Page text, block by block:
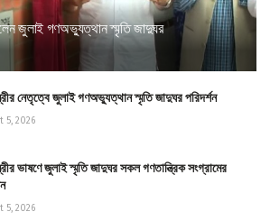
জুলাই গণঅভ্যুত্থান স্মৃতি জাদুঘর
নেতৃত্বে জুলাই গণঅভ্যুত্থান স্মৃতি জাদুঘর পরিদর্শন
5, 2026
ভাষণে জুলাই স্মৃতি জাদুঘর সকল গণতান্ত্রিক সংগ্রামের
5, 2026